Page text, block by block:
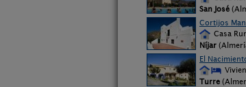
San José
Cortijos
Casa
Níjar
El
Turre